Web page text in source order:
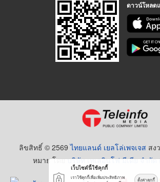
ดาวน์โหลด
ลิขสิทธิ์ © 2569ไทยแลนด์ เยลโล่เพจเจส สง
หมาย โดยบริษัท เทเลอินโฟ มีเดีย จำกั
เว็บไซต์นี้ใช้คุกกี้
เราใช้คุกกี้เพื่อเพิ่มประสิทธิภาพ
ตั้งค่าคุกกี้